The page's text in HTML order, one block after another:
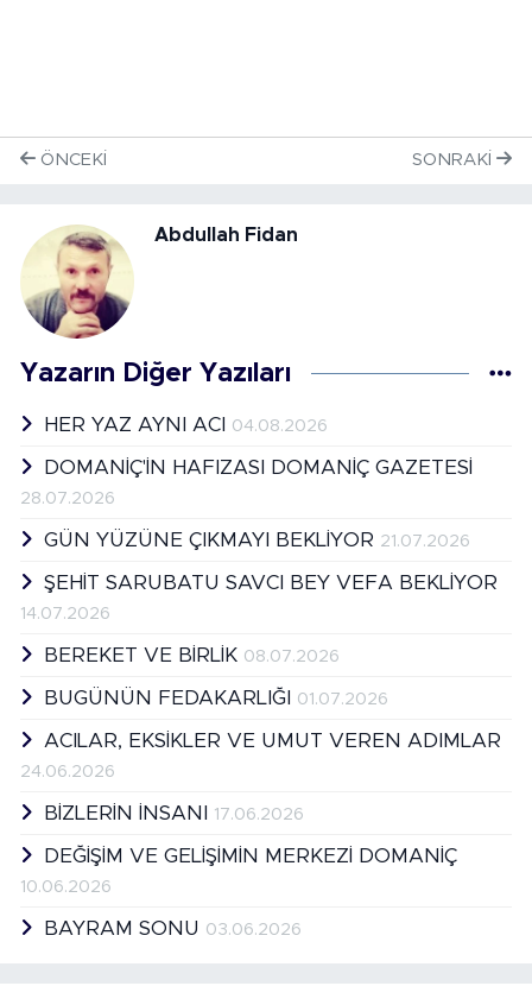
ÖNCEKI SONRAKI
Abdullah Fidan
Yazarın Diğer Yazıları
HER YAZ AYNI ACI 04.08.2026
DOMANİÇ'İN HAFIZASI DOMANİÇ GAZETESİ
28.07.2026
GÜN YÜZÜNE ÇIKMAYI BEKLİYOR 21.07.2026
ŞEHİT SARUBATU SAVCI BEY VEFA BEKLİYOR
14.07.2026
BEREKET VE BİRLİK 08.07.2026
BUGÜNÜN FEDAKARLIĞI 01.07.2026
ACILAR, EKSİKLER VE UMUT VEREN ADIMLAR
24.06.2026
BİZLERİN İNSANI 17.06.2026
DEĞİŞİM VE GELİŞİMİN MERKEZİ DOMANİÇ
10.06.2026
BAYRAM SONU 03.06.2026